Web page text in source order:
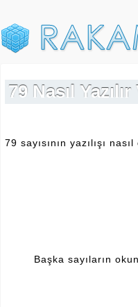
79 Nasıl
79 sayısının yazılışı
Başka sayıların